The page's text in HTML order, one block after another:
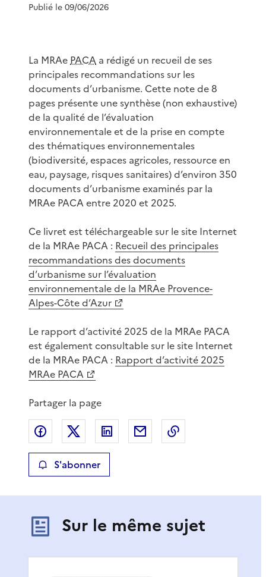
Publié le 09/06/2026
La MRAe PACA a rédigé un recueil de ses
principales recommandations sur les
documents d’urbanisme. Cette note de 8
pages présente une synthèse (non exhaustive)
de la qualité de l’évaluation
environnementale et de la prise en compte
des thématiques environnementales
(biodiversité, espaces agricoles, ressource en
eau, paysage, risques sanitaires) d’environ 350
documents d’urbanisme examinés par la
MRAe PACA entre 2020 et 2025.
Ce livret est téléchargeable sur le site Internet
de la MRAe PACA : Recueil des principales
recommandations des documents
d’urbanisme sur l’évaluation
environnementale de la MRAe Provence-
Alpes-Côte d’Azur
Le rapport d’activité 2025 de la MRAe PACA
est également consultable sur le site Internet
de la MRAe PACA : Rapport d’activité 2025
MRAe PACA
Partager la page
Partager sur Facebook
Partager sur XPartager sur LinkedIn
Partager par email
S'abonner
Sur le même sujet